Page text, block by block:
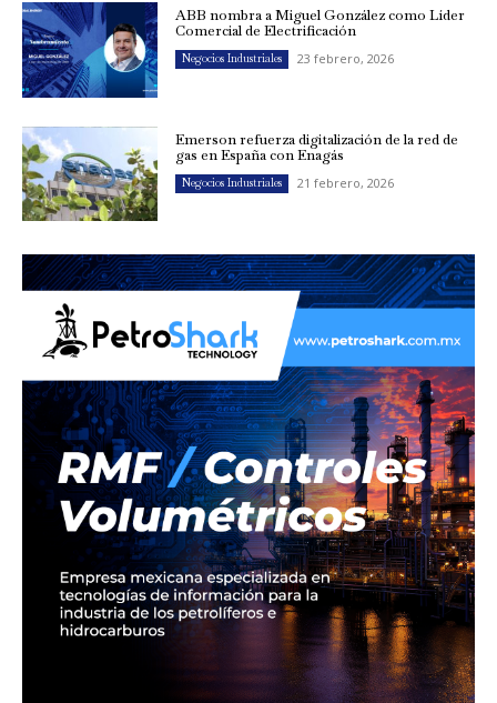
ABB nombra a Miguel González como Líder
Comercial de Electrificación
Negocios Industriales 23 febrero, 2026
Emerson refuerza digitalización de la red de
gas en España con Enagás
Negocios Industriales 21 febrero, 2026